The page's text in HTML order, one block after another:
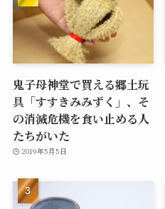
鬼子母神堂で買える郷土玩
具「すすきみみずく」、そ
の消滅危機を食い止める人
たちがいた
2019年5月5日